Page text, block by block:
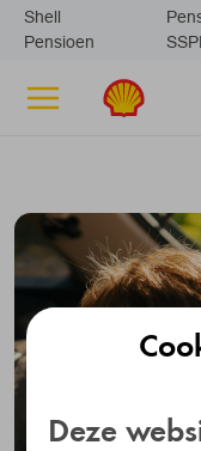
Navigatie overslaan
Shell
Pensioen
Deze